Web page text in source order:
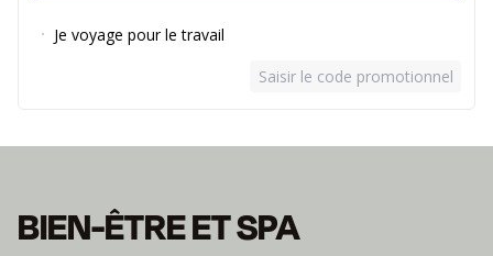
Je voyage pour le travail
Saisir le code promotionnel
BIEN-ÊTRE ET SPA